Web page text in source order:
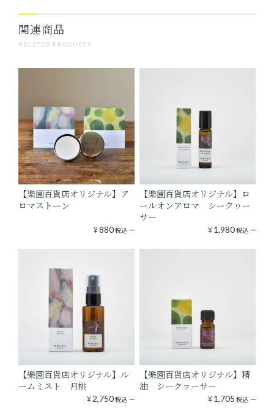
RELATED PRODUCTS
関連商品
【樂園百貨店オリジナル】ア
ロマストーン
¥880税込
【樂園百貨店オリジナル】ロ
ールオンアロマ シークヮー
サー
¥1,980税込
【樂園百貨店オリジナル】ル
ームミスト 月桃
¥2,750税込
【樂園百貨店オリジナル】精
油 シークヮーサー
¥1,705 税込